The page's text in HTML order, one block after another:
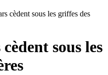
cèdent sous les griffes des
sous les